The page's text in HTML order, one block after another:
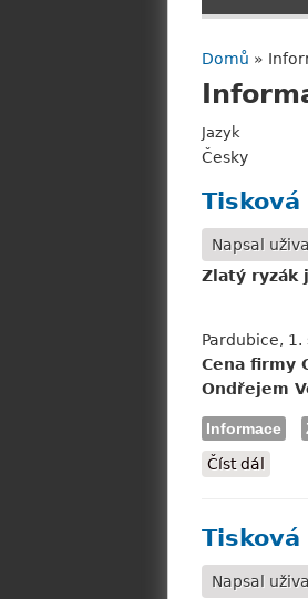
Jste zde
Domů »
Jazyk
Česky
Tisková
Napsal
Zlatý ryzák
Pardubice,
Cena firmy
Ondřejem
Informace
Číst dál
Tisková
Napsal